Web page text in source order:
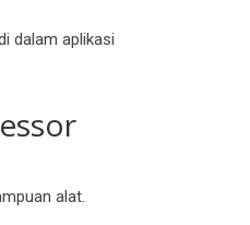
dalam aplikasi
alat.